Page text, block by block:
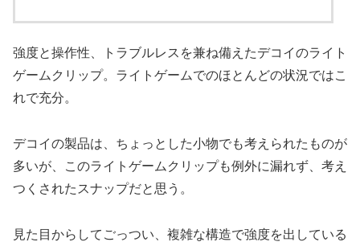
強度と操作性、トラブルレスを兼ね備えたデコイのライト
ゲームクリップ。ライトゲームでのほとんどの状況ではこ
れで充分。
デコイの製品は、ちょっとした小物でも考えられたものが
多いが、このライトゲームクリップも例外に漏れず、考え
つくされたスナップだと思う。
見た目からしてごっつい、複雑な構造で強度を出している